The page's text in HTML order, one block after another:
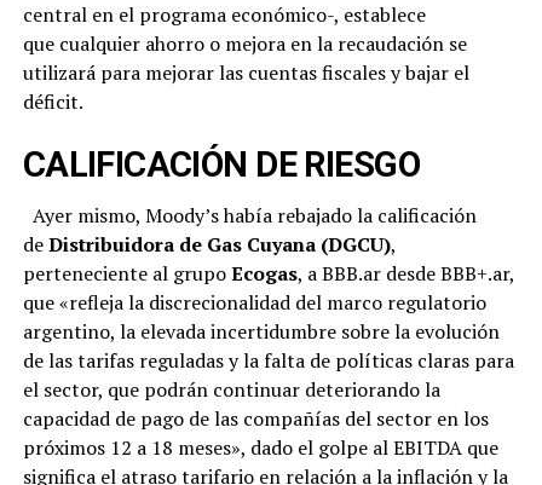
central en el programa económico-, establece
que cualquier ahorro o mejora en la recaudación se
utilizará para mejorar las cuentas fiscales y bajar el
déficit.
CALIFICACIÓN DE RIESGO
Ayer mismo, Moody’s había rebajado la calificación
deDistribuidora de Gas Cuyana (DGCU),
perteneciente al grupoEcogas, a BBB.ar desde BBB+.ar,
que «refleja la discrecionalidad del marco regulatorio
argentino, la elevada incertidumbre sobre la evolución
de las tarifas reguladas y la falta de políticas claras para
el sector, que podrán continuar deteriorando la
capacidad de pago de las compañías del sector en los
próximos 12 a 18 meses», dado el golpe al EBITDA que
significa el atraso tarifario en relación a la inflación y la